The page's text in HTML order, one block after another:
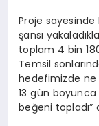
Proje
şansı
toplam 4 bin
Temsil
hedefimizde ne
13 gün
beğeni topladı”